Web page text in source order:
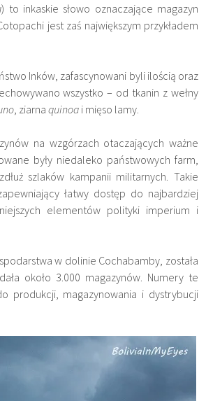
) to inkaskie słowo oznaczające magazyn
jest zaś największym przykładem
Inków, zafascynowani byli ilością oraz
wszystko – od tkanin z wełny
, ziarna quinoa i mięso lamy.
na wzgórzach otaczających ważne
były niedaleko państwowych farm,
szlaków kampanii militarnych. Takie
łatwy dostęp do najbardziej
elementów polityki imperium i
w dolinie Cochabamby, została
około 3.000 magazynów. Numery te
produkcji, magazynowania i dystrybucji